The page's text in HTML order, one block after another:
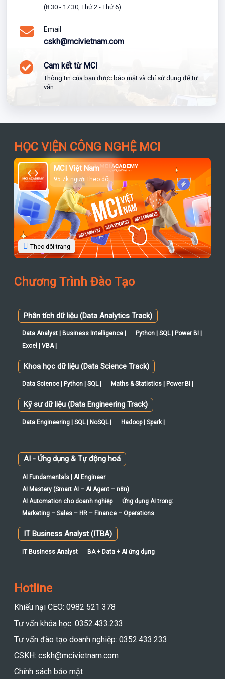
(8:30 - 17:30, Thứ 2 - Thứ 6)
Email
cskh@mcivietnam.com
Cam kết từ MCI
Thông tin của bạn được bảo mật và chỉ sử dụng để tư
vấn.
HỌC VIỆN CÔNG NGHỆ MCI
MCI Việt Nam
95.7k người theo dõi
Theo dõi trang
Chương Trình Đào Tạo
Phân tích dữ liệu (Data Analytics Track)
Data Analyst | Business Intelligence |
Python | SQL | Power BI |
Excel | VBA |
Khoa học dữ liệu (Data Science Track)
Data Science | Python | SQL | Maths & Statistics | Power BI |
Kỹ sư dữ liệu (Data Engineering Track)
Data Engineering | SQL | NoSQL | Hadoop | Spark |
AI - Ứng dụng & Tự động hoá
AI Fundamentals | AI Engineer
AI Mastery (Smart AI – AI Agent – n8n)
AI Automation cho doanh nghiệp
Ứng dụng AI trong:
Marketing – Sales – HR – Finance – Operations
IT Business Analyst (ITBA)
IT Business Analyst BA + Data + AI ứng dụng
Hotline
Khiếu nại CEO: 0982 521 378
Tư vấn khóa học: 0352.433.233
Tư vấn đào tạo doanh nghiệp: 0352.433.233
CSKH: cskh@mcivietnam.com
Chính sách bảo mật